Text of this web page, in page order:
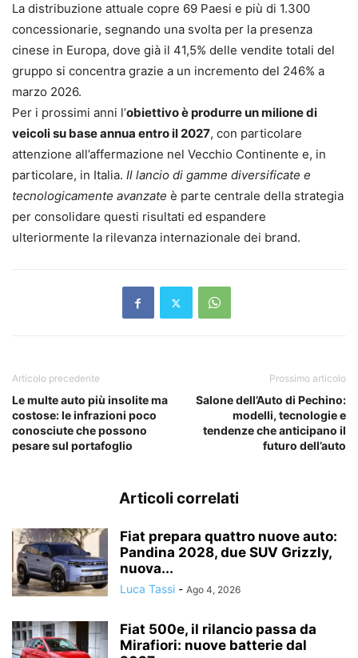
La distribuzione attuale copre 69 Paesi e più di 1.300
concessionarie, segnando una svolta per la presenza
cinese in Europa, dove già il 41,5% delle vendite totali del
gruppo si concentra grazie a un incremento del 246% a
marzo 2026.
Per i prossimi anni l’obiettivo è produrre un milione di
veicoli su base annua entro il 2027, con particolare
attenzione all’affermazione nel Vecchio Continente e, in
particolare, in Italia. Il lancio di gamme diversificate e
tecnologicamente avanzate è parte centrale della strategia
per consolidare questi risultati ed espandere
ulteriormente la rilevanza internazionale dei brand.
Articolo precedente
Le multe auto più insolite ma
costose: le infrazioni poco
conosciute che possono
pesare sul portafoglio
Prossimo articolo
Salone dell’Auto di Pechino:
modelli, tecnologie e
tendenze che anticipano il
futuro dell’auto
Articoli correlati
Fiat prepara quattro nuove auto:
Pandina 2028, due SUV Grizzly,
nuova...
Luca Tassi - Ago 4, 2026
Fiat 500e, il rilancio passa da
Mirafiori: nuove batterie dal